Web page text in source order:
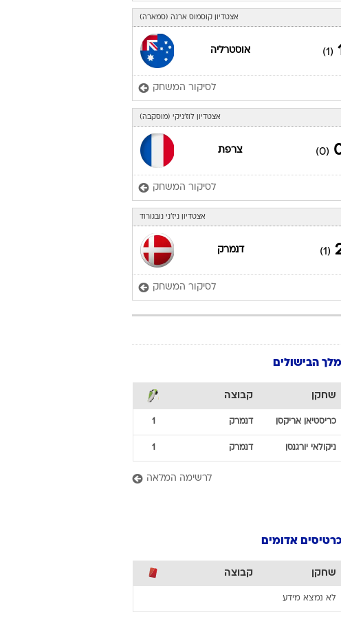
אצטדיון קוסמוס ארנה (סמארה)
(1) אוסטרליה
לסיקור המשחק
אצטדיון לוז'ניקי (מוסקבה)
(0) צרפת
לסיקור המשחק
אצטדיון ניז'ני נובגורוד
(1) דנמרק
לסיקור המשחק
מלך הבישולים
שחקן קבוצה
כריסטיאן אריקסן דנמרק 1
ניקולאי יורגנסן דנמרק 1
לרשימה המלאה
כרטיסים אדומים
שחקן קבוצה
לא נמצא מידע